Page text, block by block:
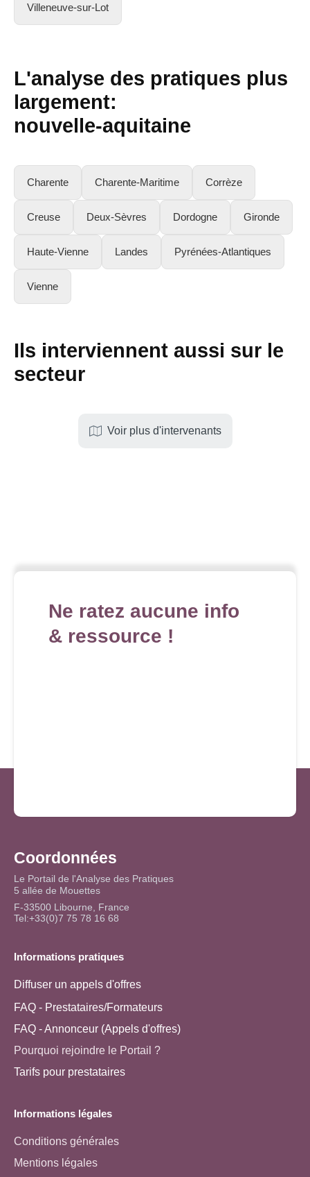
Villeneuve-sur-Lot
L'analyse des pratiques plus
largement:
nouvelle-aquitaine
Charente Charente-Maritime Corrèze
Creuse Deux-Sèvres Dordogne Gironde
Haute-Vienne Landes Pyrénées-Atlantiques
Vienne
Ils interviennent aussi sur le
secteur
Voir plus d'intervenants
Ne ratez aucune info
& ressource !
Coordonnées
Le Portail de l'Analyse des Pratiques
5 allée de Mouettes
F-33500 Libourne, France
Tel:+33(0)7 75 78 16 68
Informations pratiques
Diffuser un appels d'offres
FAQ - Prestataires/Formateurs
FAQ - Annonceur (Appels d'offres)
Pourquoi rejoindre le Portail ?
Tarifs pour prestataires
Informations légales
Conditions générales
Mentions légales